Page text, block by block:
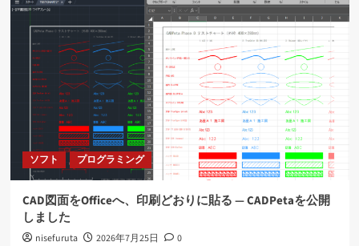
ソフト プログラミング
CAD図面をOfficeへ、印刷どおりに貼る ― CADPetaを公開
しました
nisefuruta 2026年7月25日 0